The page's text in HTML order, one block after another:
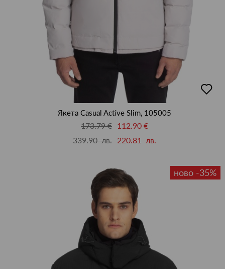
в
Якета Casual Active Slim, 105005
173.79 € 112.90 €
339.90 лв. 220.81 лв.
ново -35%